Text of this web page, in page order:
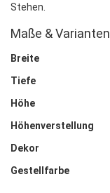
Stehen.
Maße & Varianten
Breite
Tiefe
Höhe
Höhenverstellung
Dekor
Gestellfarbe